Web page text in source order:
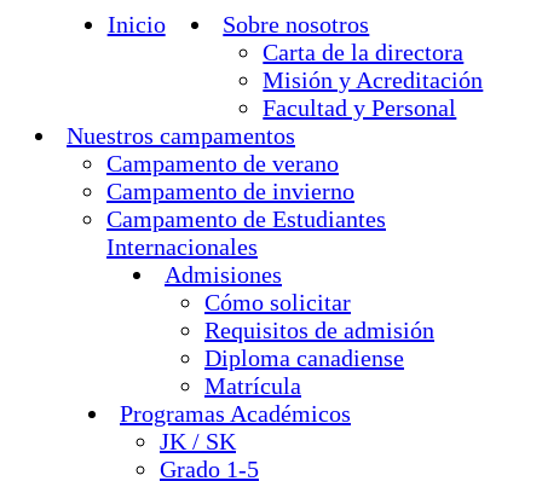
Inicio
Sobre nosotros
Carta de la directora
Misión y Acreditación
Facultad y Personal
Nuestros campamentos
Campamento de verano
Campamento de invierno
Campamento de Estudiantes
Internacionales
Admisiones
Cómo solicitar
Requisitos de admisión
Diploma canadiense
Matrícula
Programas Académicos
JK / SK
Grado 1-5